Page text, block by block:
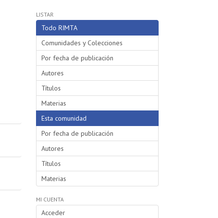
LISTAR
Todo RIMTA
Comunidades y Colecciones
Por fecha de publicación
Autores
Títulos
Materias
Esta comunidad
Por fecha de publicación
Autores
Títulos
Materias
MI CUENTA
Acceder